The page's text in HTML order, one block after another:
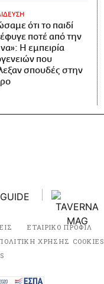
ότι το παιδί
ποτέ από την
Η εμπειρία
που
σπουδές στην
ΕΤΑΙΡΙΚΟ ΠΡΟΦΙΛ
ΧΡΗΣΗΣ COOKIES